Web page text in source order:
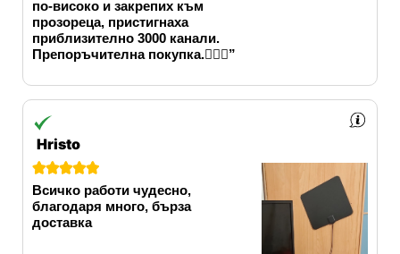
по-високо и закрепих към
прозореца, пристигнаха
приблизително 3000 канали.
Препоръчителна покупка.👍🏻😍”
Hristo

Всичко работи чудесно,
благодаря много, бърза
доставка